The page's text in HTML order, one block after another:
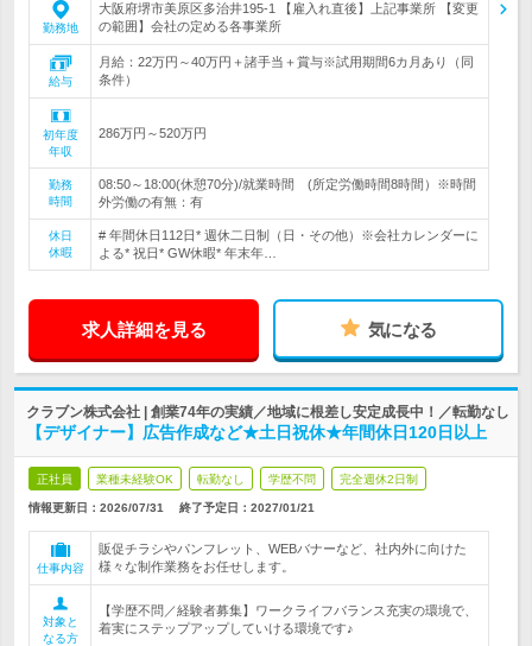
勤務地
大阪府堺市美原区多治井195-1 【雇入れ直後】上記事業所 【変更
の範囲】会社の定める各事業所
給与
月給：22万円～40万円＋諸手当＋賞与※試用期間6カ月あり（同
条件）
初年度
年収
286万円～520万円
勤務
時間
08:50～18:00(休憩70分)/就業時間 (所定労働時間8時間）※時間
外労働の有無：有
休日
休暇
# 年間休日112日* 週休二日制（日・その他）※会社カレンダーに
よる* 祝日* GW休暇* 年末年…
求人詳細を見る 気になる
クラブン株式会社 | 創業74年の実績／地域に根差し安定成長中！／転勤なし
【デザイナー】広告作成など★土日祝休★年間休日120日以上
正社員 業種未経験OK 転勤なし 学歴不問 完全週休2日制
情報更新日：2026/07/31 終了予定日： 2027/01/21
仕事内容
販促チラシやパンフレット、WEBバナーなど、社内外に向けた
様々な制作業務をお任せします。
対象と
なる方
【学歴不問／経験者募集】ワークライフバランス充実の環境で、
着実にステップアップしていける環境です♪